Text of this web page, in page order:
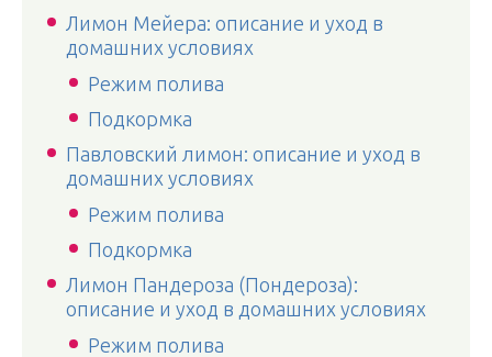
Лимон Мейера: описание и уход в
домашних условиях
Режим полива
Подкормка
Павловский лимон: описание и уход в
домашних условиях
Режим полива
Подкормка
Лимон Пандероза (Пондероза):
описание и уход в домашних условиях
Режим полива